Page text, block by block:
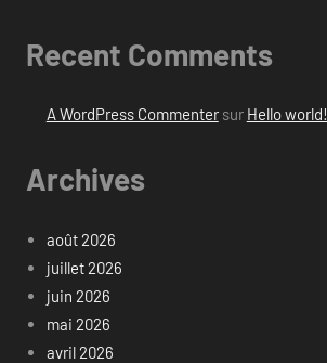
Recent Comments
A WordPress Commentersur Hello world!
Archives
août 2026
juillet 2026
juin 2026
mai 2026
avril 2026